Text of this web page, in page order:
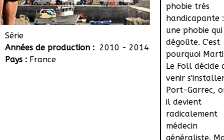
Série
Années de production : 2010 - 2014
Pays : France
phobie très
handicapante :
une phobie
dégoûte. C'est
pourquoi
Le Foll décide
venir
Port-Garrec,
il devient
radicalement
médecin
généraliste.